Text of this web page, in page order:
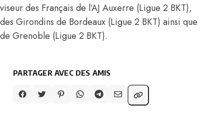
viseur des Français de l’AJ Auxerre (Ligue 2 BKT),
des Girondins de Bordeaux (Ligue 2 BKT) ainsi que
de Grenoble (Ligue 2 BKT).
PARTAGER AVEC DES AMIS